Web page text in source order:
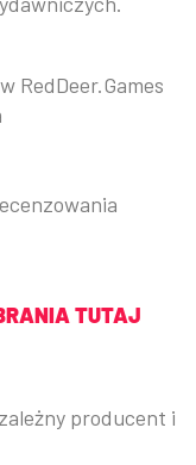
RedDeer.Games
TUTAJ
producent i